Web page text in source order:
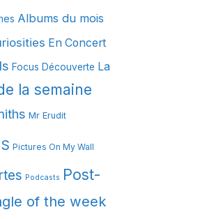
Albums du mois
En Concert
Focus Découverte La
la semaine
Mr Erudit
Pictures On My Wall
Podcasts Post-
of the week